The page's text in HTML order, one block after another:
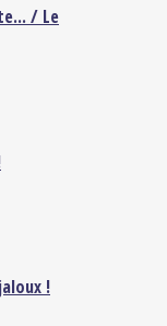
/ Le
!